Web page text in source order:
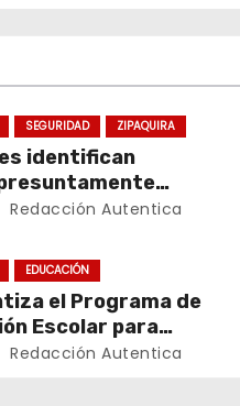
SEGURIDAD ZIPAQUIRA
identifican
a hurtos en
Redacción Autentica
EDUCACIÓN
el Programa de
Escolar para
de instituciones
Redacción Autentica